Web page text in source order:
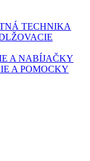
TECHNIKA
A NABÍJAČKY
A POMOCKY